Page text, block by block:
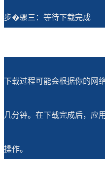
步�骤三：等待下载完成
下载过程可能会根据你的网
几分钟。在下载完成后，应
操作。